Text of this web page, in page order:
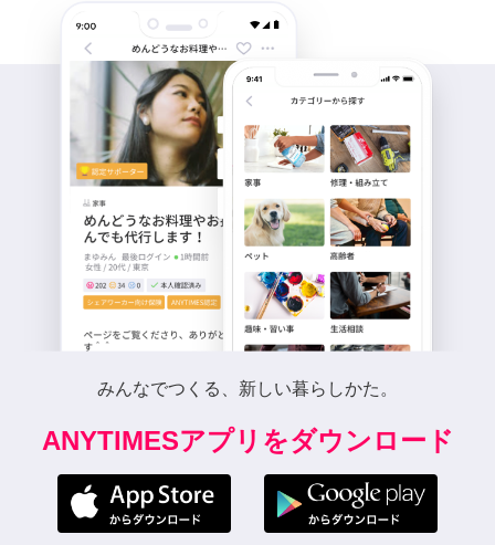
みんなでつくる、新しい暮らしかた。
ANYTIMESアプリをダウンロード